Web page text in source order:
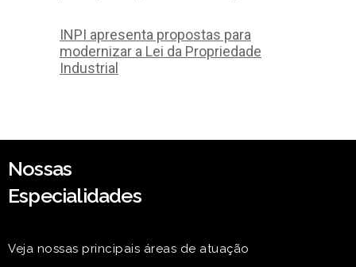
INPI apresenta propostas para
modernizar a Lei da Propriedade
Industrial
Nossas
Especialidades
Veja nossas principais áreas de atuação